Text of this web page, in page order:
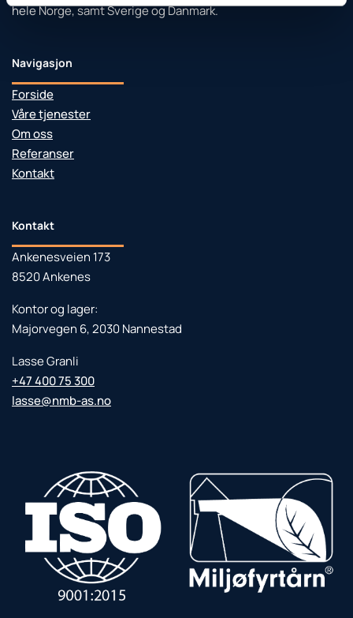
hele Norge, samt Sverige og Danmark.
Navigasjon
Forside
Våre tjenester
Om oss
Referanser
Kontakt
Kontakt
Ankenesveien 173
8520 Ankenes
Kontor og lager:
Majorvegen 6, 2030 Nannestad
Lasse Granli
+47 400 75 300
lasse@nmb-as.no